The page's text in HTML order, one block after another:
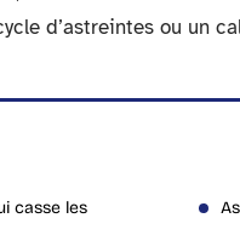
d’astreintes ou un
casse les